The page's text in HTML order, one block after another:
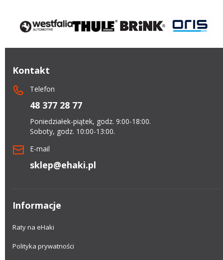
Kontakt
Telefon
48 377 28 77
Poniedziałek-piątek, godz. 9:00-18:00.
Soboty, godz. 10:00-13:00.
E-mail
sklep@ehaki.pl
Informacje
Raty na eHaki
Polityka prywatności